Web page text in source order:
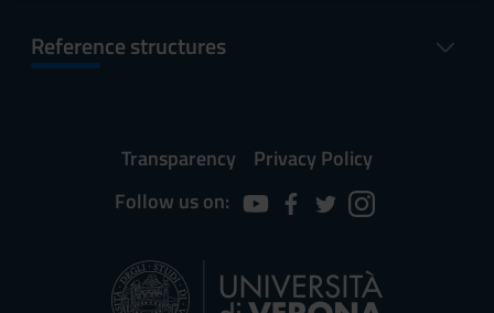
Reference structures
Transparency
Privacy Policy
Follow us on: